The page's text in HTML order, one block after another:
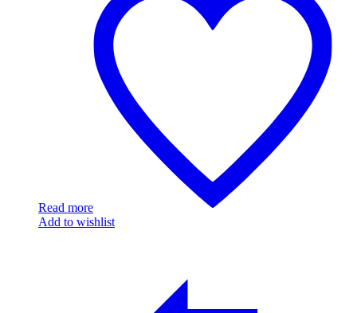
Read more
Add to wishlist